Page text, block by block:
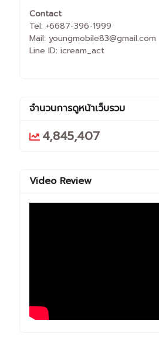
Contact
Tel: +6687-396-1999
Mail: youngmobile83@gmail.com
Line ID: icream_act
จำนวนการดูหน้าเว็บรวม
4,845,407
Video Review